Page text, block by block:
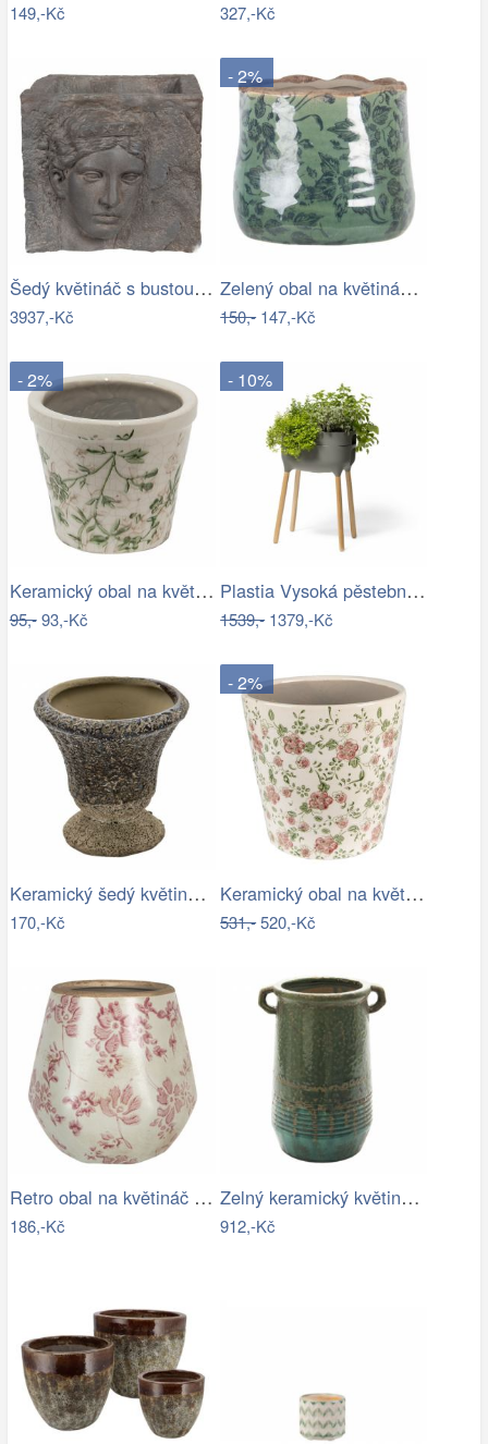
149,-Kč 327,-Kč
Šedý květináč s bustou v antickém stylu…
3937,-Kč
- 2%
Zelený obal na květináč s květy a…
150,-147,-Kč
- 2%
Keramický obal na květináč se zelenými…
95,-93,-Kč
- 10%
Plastia Vysoká pěstební nádoba Urbalive…
1539,-1379,-Kč
Keramický šedý květináč v antickém…
170,-Kč
- 2%
Keramický obal na květináč s růžovými…
531,-520,-Kč
Retro obal na květináč s růžovými květy…
186,-Kč
Zelný keramický květináč/váza s uchy…
912,-Kč